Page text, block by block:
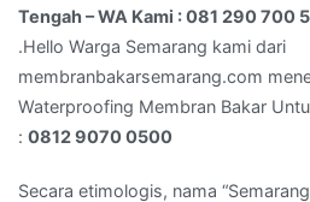
:
081
290
700
500
Tengah – WA Kami : 081 290 700
.Hello Warga Semarang kami dari
membranbakarsemarang.com
Waterproofing Membran Bakar
: 0812 9070 0500
Secara etimologis, nama